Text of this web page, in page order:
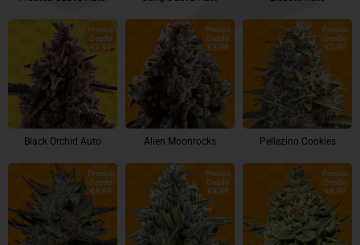
Precios
Desde
€7.99
Black Orchid Auto
Precios
Desde
€9.99
Alien Moonrocks
Precios
Desde
€7.99
Pellezino Cookies
Precios
Desde
€8.99
Precios
Desde
€8.99
Precios
Desde
€8.99